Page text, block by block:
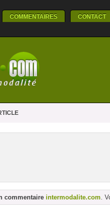
COMMENTAIRES CONTACT
commentaire intermodalite.com.